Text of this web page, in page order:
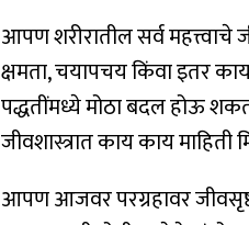
आपण शरीरातील सर्व
क्षमता, चयापचय किंवा इतर
पद्धतींमध्ये मोठा बदल होऊ
जीवशास्त्रात काय काय
आपण आजवर परग्रहावर